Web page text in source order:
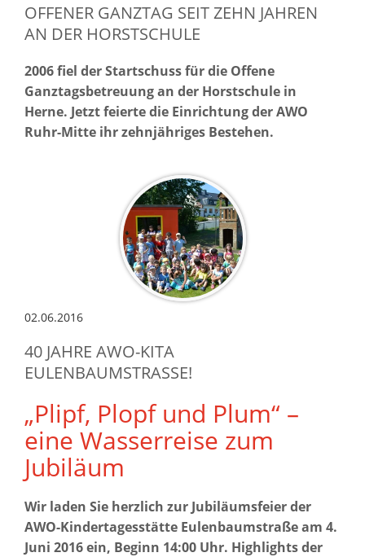
OFFENER GANZTAG SEIT ZEHN JAHREN
AN DER HORSTSCHULE
2006 fiel der Startschuss für die Offene
Ganztagsbetreuung an der Horstschule in
Herne. Jetzt feierte die Einrichtung der AWO
Ruhr-Mitte ihr zehnjähriges Bestehen.
02.06.2016
40 JAHRE AWO-KITA
EULENBAUMSTRASSE!
„Plipf, Plopf und Plum“ –
eine Wasserreise zum
Jubiläum
Wir laden Sie herzlich zur Jubiläumsfeier der
AWO-Kindertagesstätte Eulenbaumstraße am 4.
Juni 2016 ein, Beginn 14:00 Uhr. Highlights der